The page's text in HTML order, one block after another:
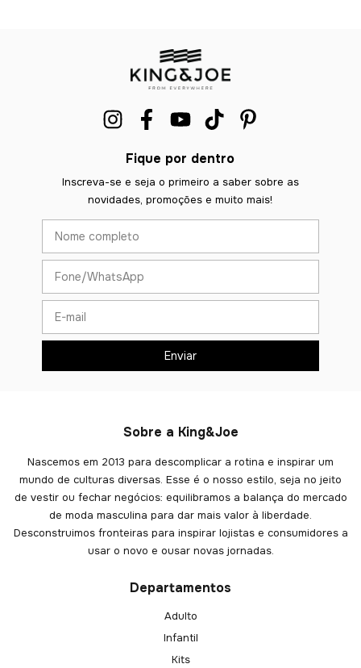
Fique por dentro
Inscreva-se e seja o primeiro a saber sobre as
novidades, promoções e muito mais!
Sobre a King&Joe
Nascemos em 2013 para descomplicar a rotina e inspirar um
mundo de culturas diversas. Esse é o nosso estilo, seja no jeito
de vestir ou fechar negócios: equilibramos a balança do mercado
de moda masculina para dar mais valor à liberdade.
Desconstruimos fronteiras para inspirar lojistas e consumidores a
usar o novo e ousar novas jornadas.
Departamentos
Adulto
Infantil
Kits